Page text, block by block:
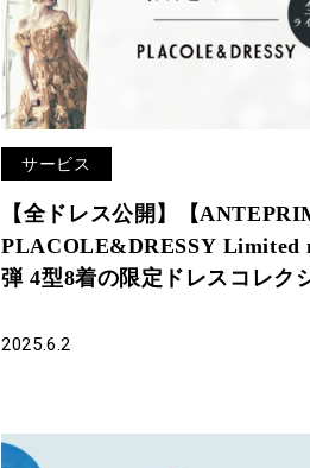
サービス
【全ドレス公開】【
PLACOLE&DRESSY Limited
弾 4型8着の限定ドレスコレク
2025.6.2